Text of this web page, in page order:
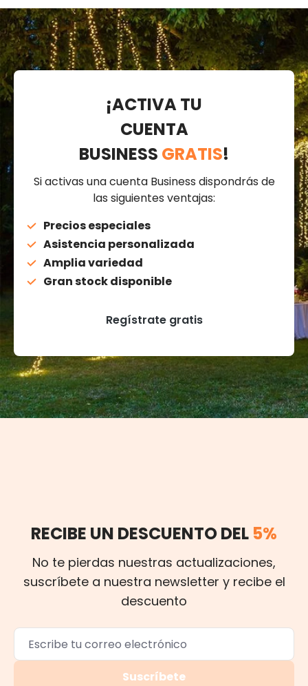
¡ACTIVA TU
CUENTA
BUSINESS GRATIS!
Si activas una cuenta Business dispondrás de
las siguientes ventajas:
Precios especiales
Asistencia personalizada
Amplia variedad
Gran stock disponible
Regístrate gratis
RECIBE UN DESCUENTO DEL 5%
No te pierdas nuestras actualizaciones,
suscríbete a nuestra newsletter y recibe el
descuento
Suscríbete